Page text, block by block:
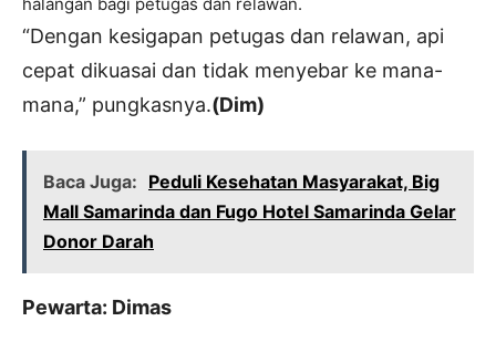
halangan bagi petugas dan relawan.
“Dengan kesigapan petugas dan relawan, api
cepat dikuasai dan tidak menyebar ke mana-
mana,” pungkasnya.(Dim)
Baca Juga: Peduli Kesehatan Masyarakat, Big
Mall Samarinda dan Fugo Hotel Samarinda Gelar
Donor Darah
Pewarta: Dimas